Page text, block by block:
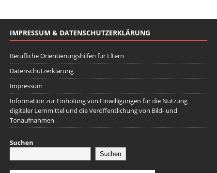
IMPRESSUM & DATENSCHUTZERKLÄRUNG
Berufliche Orientierungshilfen für Eltern
Datenschutzerklärung
Impressum
Information zur Einholung von Einwilligungen für die Nutzung
digitaler Lernmittel und die Veröffentlichung von Bild- und
Tonaufnahmen
Suchen
Suchen